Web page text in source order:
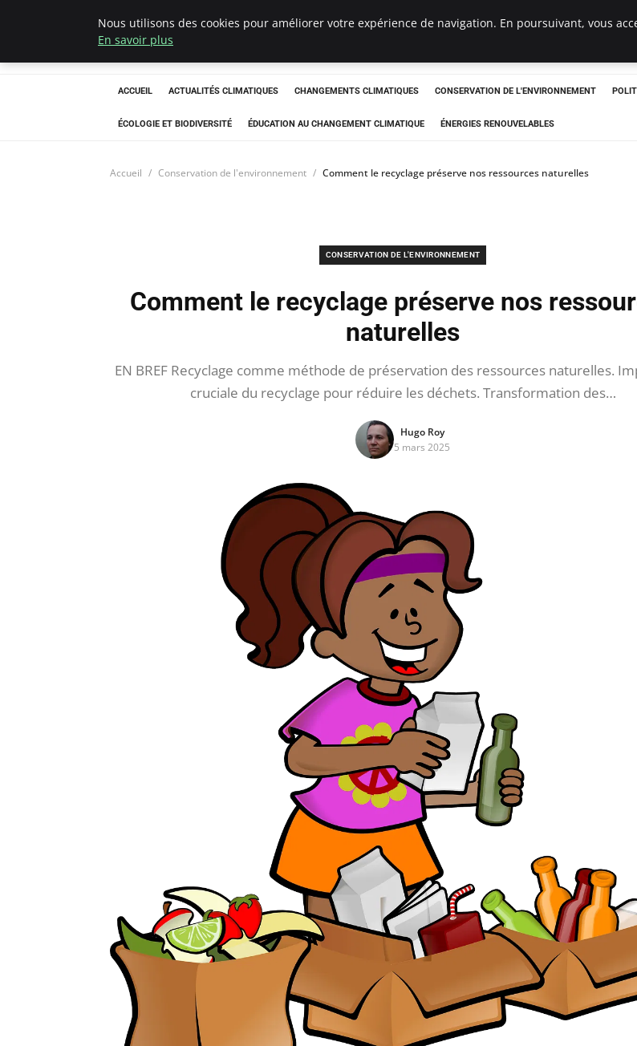
Climatedebtagents
ACCUEIL ACTUALITÉS CLIMATIQUES CHANGEMENTS CLIMATIQUES CONSERVATION DE L'ENVIRONNEMENT
ÉCOLOGIE ET BIODIVERSITÉ ÉDUCATION AU CHANGEMENT CLIMATIQUE ÉNERGIES RENOUVELABLES
Accueil Conservation de l'environnement Comment le recyclage préserve nos ressources naturelles
CONSERVATION DE L'ENVIRONNEMENT
Comment le recyclage préserve nos
naturelles
EN BREF Recyclage comme méthode de préservation des ressources naturelles.
cruciale du recyclage pour réduire les déchets. Transformation des…
Hugo Roy
5 mars 2025
Nous utilisons des cookies pour améliorer votre expérience de navigation. En poursuivant, vous
En savoir plus